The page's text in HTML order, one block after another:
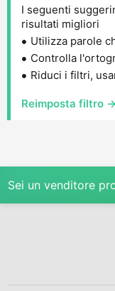
I seguenti
risultati migliori
Utilizza parole
Controlla
Riduci i filtri,
Reimposta filtro →
Sei un venditore